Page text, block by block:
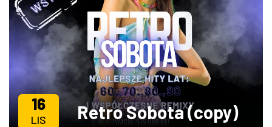
GASTRONOMIA
ZDJĘCIA
W RZESZOWIE
16
LIS Retro Sobota (copy)